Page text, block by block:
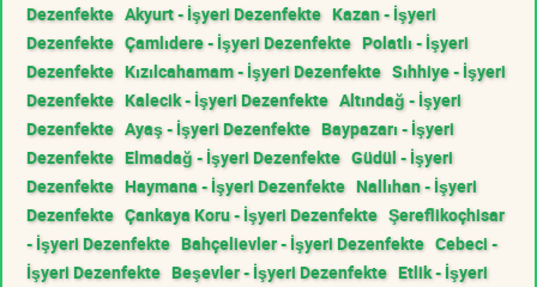
Dezenfekte Akyurt - İşyeri Dezenfekte Kazan - İşyeri
Dezenfekte Çamlıdere - İşyeri Dezenfekte Polatlı - İşyeri
Dezenfekte Kızılcahamam - İşyeri Dezenfekte Sıhhiye - İşyeri
Dezenfekte Kalecik - İşyeri Dezenfekte Altındağ - İşyeri
Dezenfekte Ayaş - İşyeri Dezenfekte Baypazarı - İşyeri
Dezenfekte Elmadağ - İşyeri Dezenfekte Güdül - İşyeri
Dezenfekte Haymana - İşyeri Dezenfekte Nallıhan - İşyeri
Dezenfekte Çankaya Koru - İşyeri Dezenfekte Şereflikoçhisar
- İşyeri Dezenfekte Bahçelievler - İşyeri Dezenfekte Cebeci -
İşyeri Dezenfekte Beşevler - İşyeri Dezenfekte Etlik - İşyeri